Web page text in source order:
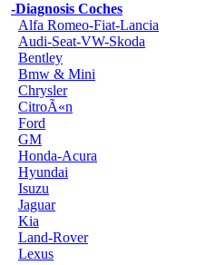
-Diagnosis Coches
Alfa Romeo-Fiat-Lancia
Audi-Seat-VW-Skoda
Bentley
Bmw & Mini
Chrysler
CitroÃ«n
Ford
GM
Honda-Acura
Hyundai
Isuzu
Jaguar
Kia
Land-Rover
Lexus